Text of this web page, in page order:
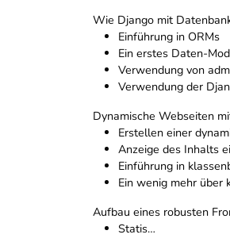
Wie Django mit
Einführung in ORMs
Ein erstes Daten-
Verwendung von
Verwendung der
Dynamische Webseiten
Erstellen einer
Anzeige des Inhalts
Einführung in
Ein wenig mehr über
Aufbau eines robusten
Statis…